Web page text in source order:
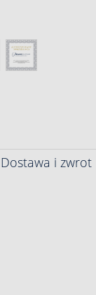
Dostawa i zwrot